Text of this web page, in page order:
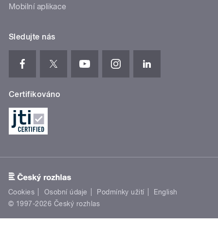
Mobilní aplikace
Sledujte nás
Certifikováno
Cookies Osobní údaje Podmínky užití
English
© 1997-2026 Český rozhlas